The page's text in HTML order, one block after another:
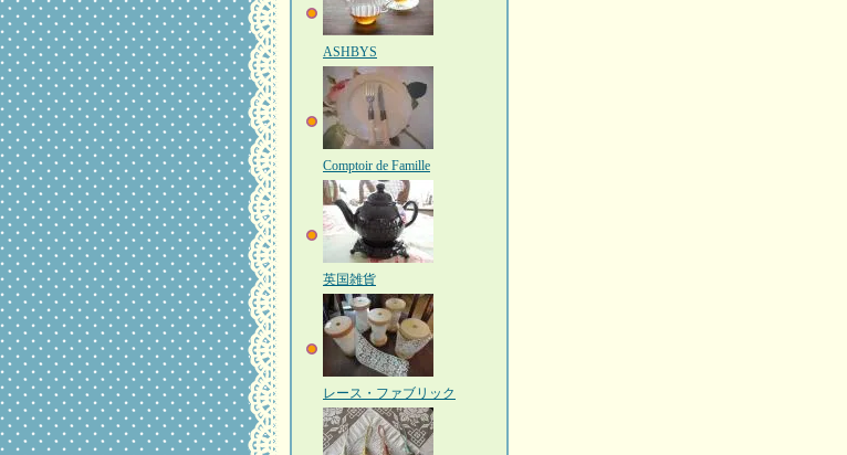
ASHBYS
Comptoir de Famille
英国雑貨
レース・ファブリック